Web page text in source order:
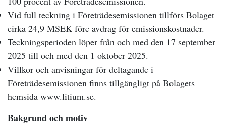
Vid full teckning i Företrädesemissionen tillförs Bolaget
cirka 24,9 MSEK före avdrag för emissionskostnader.
Teckningsperioden löper från och med den 17 september
2025 till och med den 1 oktober 2025.
Villkor och anvisningar för deltagande i
Företrädesemissionen finns tillgängligt på Bolagets
hemsida www.litium.se.
Bakgrund och motiv